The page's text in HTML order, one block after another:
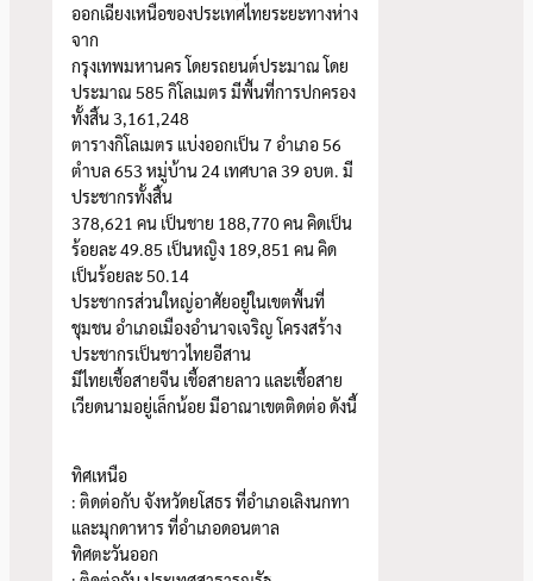
ออกเฉียงเหนือของประเทศไทยระยะทางห่าง
จาก
กรุงเทพมหานคร โดยรถยนต์ประมาณ โดย
ประมาณ 585 กิโลเมตร มีพื้นที่การปกครอง
ทั้งสิ้น 3,161,248
ตารางกิโลเมตร แบ่งออกเป็น 7 อำเภอ 56
ตำบล 653 หมู่บ้าน 24 เทศบาล 39 อบต. มี
ประชากรทั้งสิ้น
378,621 คน เป็นชาย 188,770 คน คิดเป็น
ร้อยละ 49.85 เป็นหญิง 189,851 คน คิด
เป็นร้อยละ 50.14
ประชากรส่วนใหญ่อาศัยอยู่ในเขตพื้นที่
ชุมชน อำเภอเมืองอำนาจเจริญ โครงสร้าง
ประชากรเป็นชาวไทยอีสาน
มีไทยเชื้อสายจีน เชื้อสายลาว และเชื้อสาย
เวียดนามอยู่เล็กน้อย มีอาณาเขตติดต่อ ดังนี้
ทิศเหนือ
: ติดต่อกับ จังหวัดยโสธร ที่อำเภอเลิงนกทา
และมุกดาหาร ที่อำเภอดอนตาล
ทิศตะวันออก